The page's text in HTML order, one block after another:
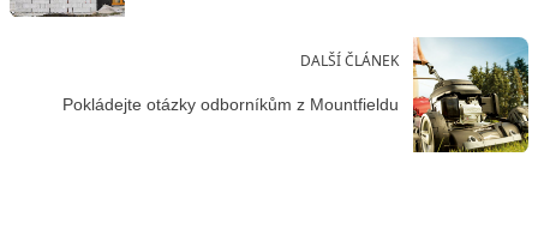
DALŠÍ ČLÁNEK
Pokládejte otázky odborníkům z Mountfieldu